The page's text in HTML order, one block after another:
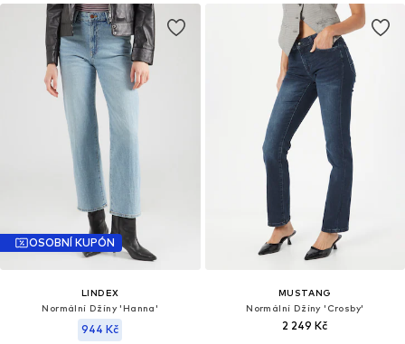
OSOBNÍ KUPÓN
LINDEX
Normální Džíny 'Hanna'
944 Kč
MUSTANG
Normální Džíny 'Crosby'
2 249 Kč